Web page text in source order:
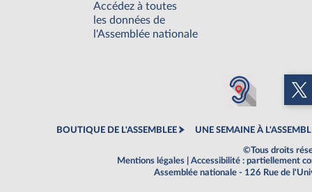
Accédez à toutes
les données de
l'Assemblée nationale
BOUTIQUE DE L'ASSEMBLEE UNE SEMAINE À
©Tous droits
Mentions légales
Accessibilité : partiellement
Assemblée nationale - 126 Rue de